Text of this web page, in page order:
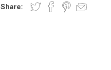
Share: